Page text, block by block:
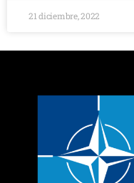
21 diciembre, 2022